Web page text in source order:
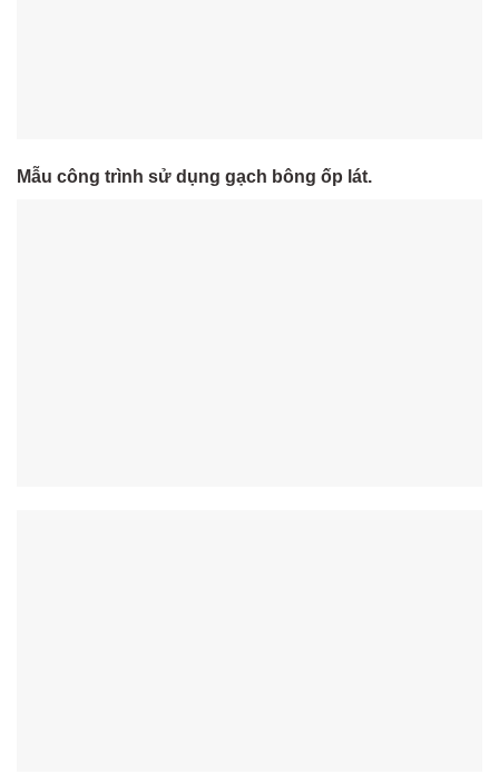
Mẫu công trình sử dụng gạch bông ốp lát.